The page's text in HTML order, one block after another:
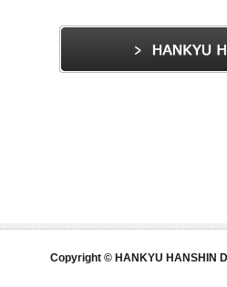
Copyright © HANKYU HANSHIN